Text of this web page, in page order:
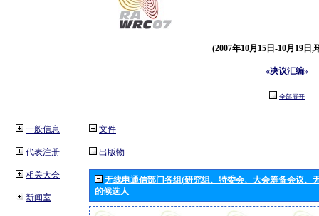
(2007年10月15日-10月19日,
«决议汇编»
全部展开
一般信息
代表注册
相关大会
新闻室
文件
出版物
无线电通信部门各组(研究组、特委会、大会筹备会议、
的候选人